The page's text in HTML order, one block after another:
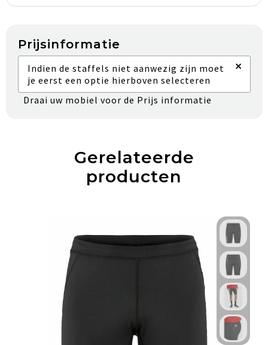
Prijsinformatie
Indien de staffels niet aanwezig zijn moet
je eerst een optie hierboven selecteren
×
Draai uw mobiel voor de Prijs informatie
Gerelateerde
producten